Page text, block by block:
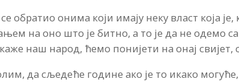
се обратио онима који имају неку власт која
на оно што је битно, а то је да не одемо
наш народ, ћемо понијети на онај
да сљедеће године ако је то икако